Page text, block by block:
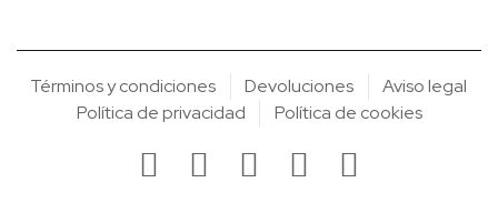
Términos y condiciones Devoluciones
Aviso legal
Política de privacidad
Política de cookies